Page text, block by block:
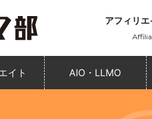
アフィリ
イト AIO・LLMO